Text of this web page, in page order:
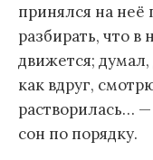
принялся на
разбирать, что в
движется;
как вдруг,
растворилась…
сон по порядку.